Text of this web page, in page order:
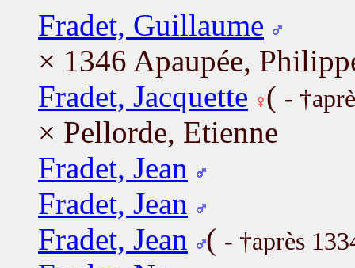
Fradet, Guillaume
× 1346 Apaupée,
Fradet, Jacquette ( -
× Pellorde, Etienne
Fradet, Jean
Fradet, Jean
Fradet, Jean
( - †après